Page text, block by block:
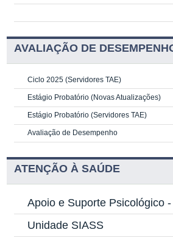
AVALIAÇÃO DE
Ciclo 2025 (Servidores TAE)
Estágio Probatório (Novas Atualizações)
Estágio Probatório (Servidores TAE)
Avaliação de Desempenho
ATENÇÃO À SAÚDE
Apoio e Suporte Psicológico -
Unidade SIASS